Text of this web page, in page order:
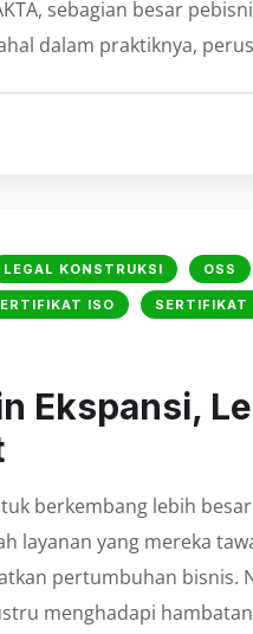
sebagian besar
dalam praktiknya,
LEGAL KONSTRUKSI OSS
ISO SERTIFIKAT
Ekspansi,
berkembang lebih
layanan yang mereka
pertumbuhan bisnis.
menghadapi